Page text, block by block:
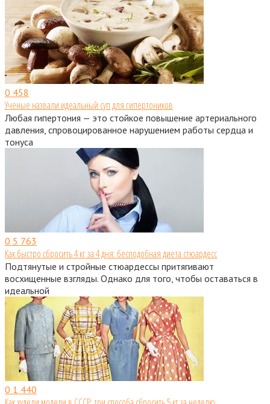
0 458
Ученые назвали идеальный суп для гипертоников
Любая гипертония — это стойкое повышение артериального
давления, спровоцированное нарушением работы сердца и
тонуса
0 5 763
Как быстро сбросить 4 кг за 4 дня: бесподобная диета стюардесс
Подтянутые и стройные стюардессы притягивают
восхищенные взгляды. Однако для того, чтобы оставаться в
идеальной
0 1 440